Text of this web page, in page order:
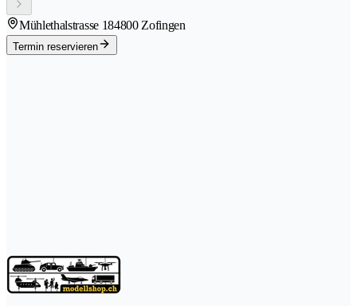
Mühlethalstrasse 184800 Zofingen
Termin reservieren